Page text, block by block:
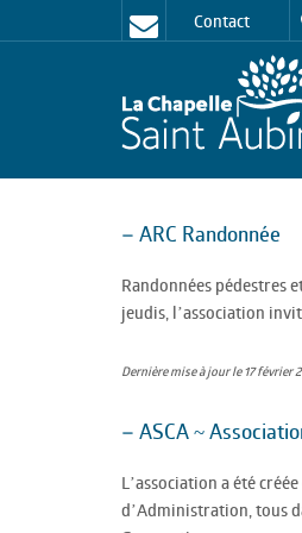
Contact
– ARC Randonnée
Randonnées pédestres
jeudis, l’association
Dernière mise à jour le 17 février
– ASCA ~
L’association a été
d’Administration, tous